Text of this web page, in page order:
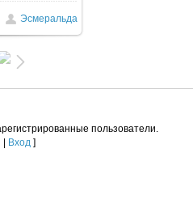
Эсмеральда
пользователи.
Вход]